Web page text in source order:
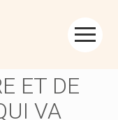
ET DE
VA